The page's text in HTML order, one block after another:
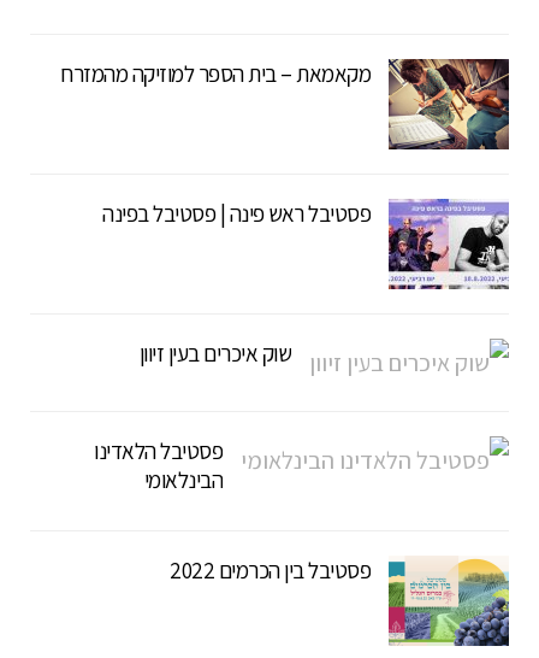
מקאמאת – בית הספר למוזיקה מהמזרח
פסטיבל ראש פינה | פסטיבל בפינה
שוק איכרים בעין זיוון
פסטיבל הלאדינו
הבינלאומי
פסטיבל בין הכרמים 2022